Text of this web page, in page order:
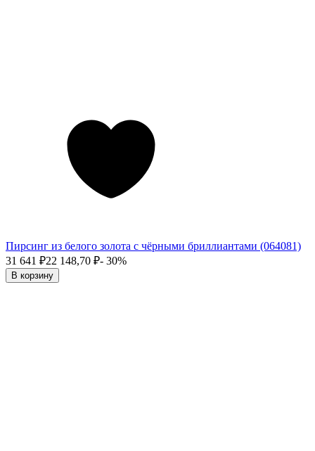
Пирсинг из белого золота с чёрными бриллиантами (064081)
31 641 ₽22 148,70 ₽- 30%
В корзину